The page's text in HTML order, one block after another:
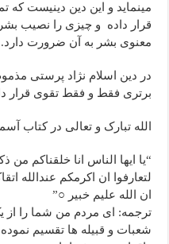
مینماید و این دین دینیست که
قرار داده و چیزی را نصیب
معنوی بشر به آن ضرورت دارد.
در دین اسلام نژاد پرستی
برتری فقط و فقط تقوی قرار
الله تبارک و تعالی در کتاب
“یا ایها الناس انا خلقناکم من
لتعارفوا ان اکرمکم عندالله
ان الله علیم خبیر ○”
ترجمه: ای مردم من شما را از
شعبات و قبیله ها تقسیم